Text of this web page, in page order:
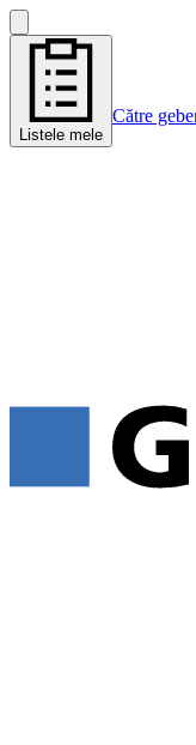
Listele mele
Către